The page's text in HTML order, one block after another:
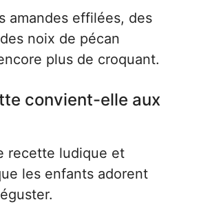
amandes effilées, des
noix de pécan
plus de croquant.
convient-elle aux
recette ludique et
les enfants adorent